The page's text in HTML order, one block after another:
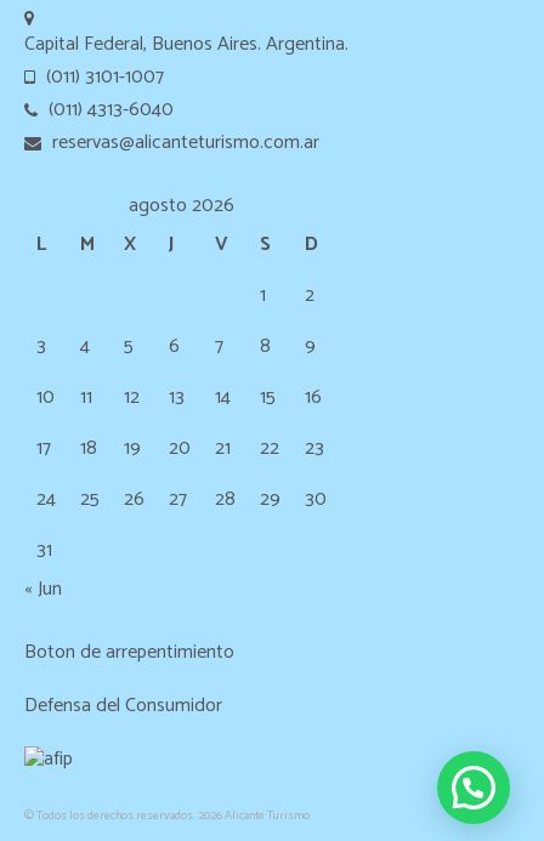
Capital Federal, Buenos Aires. Argentina.
(011) 3101-1007
(011) 4313-6040
reservas@alicanteturismo.com.ar
agosto 2026
L
M X J V S
D
1
2
3
4 5 6 7 8
9
10
11 12 13 14 15
16
17
18 19 20 21 22
23
24
25 26 27 28 29
30
31
« Jun
Boton de arrepentimiento
Defensa del Consumidor
© Todos los derechos reservados. 2026 Alicante Turismo